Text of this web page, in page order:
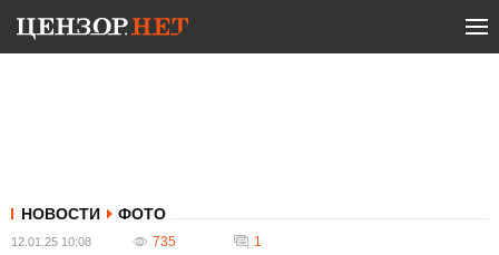
НОВОСТИ ФОТО
12.01.25 10:08 735 1